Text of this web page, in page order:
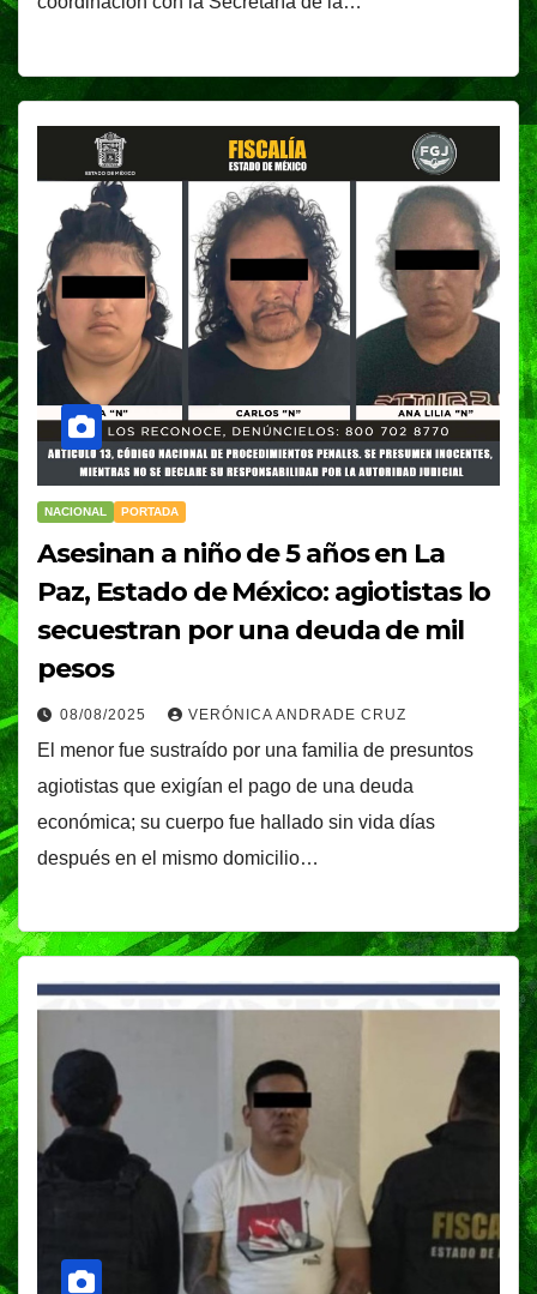
NACIONAL PORTADA
Asesinan a niño de 5 años en La
Paz, Estado de México: agiotistas lo
secuestran por una deuda de mil
pesos
08/08/2025 VERÓNICA ANDRADE CRUZ
El menor fue sustraído por una familia de presuntos
agiotistas que exigían el pago de una deuda
económica; su cuerpo fue hallado sin vida días
después en el mismo domicilio…